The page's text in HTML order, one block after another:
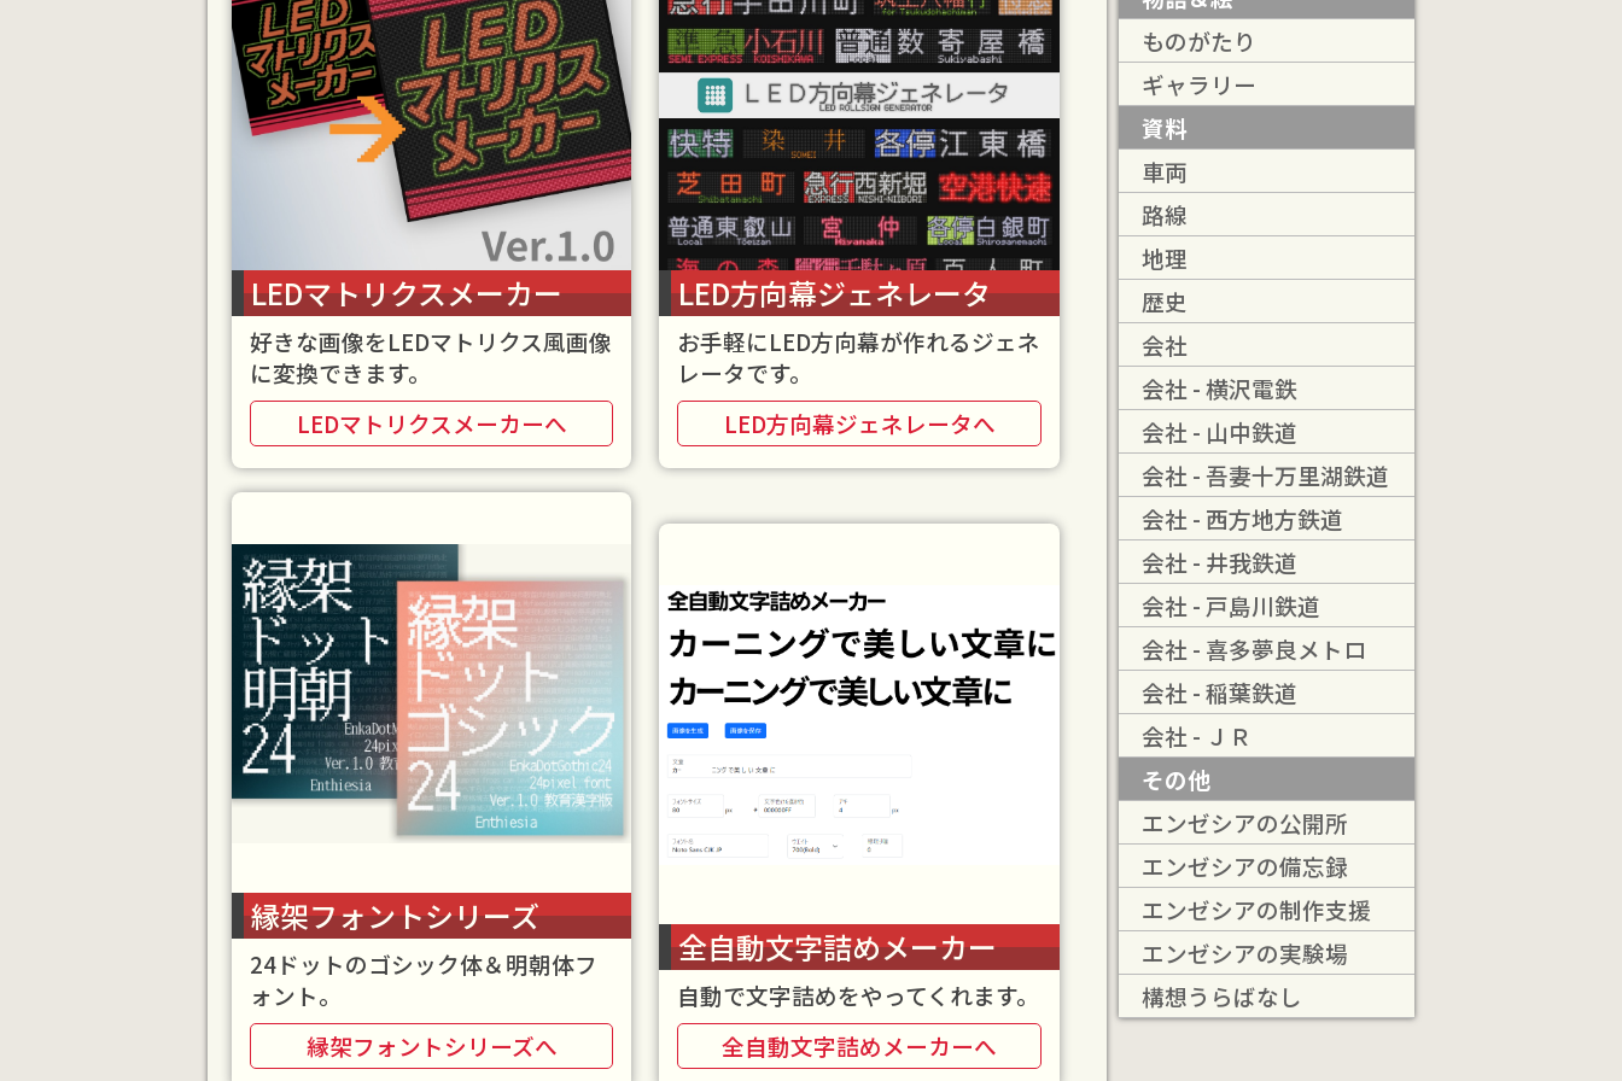
LEDマトリクスメーカー
好きな画像をLEDマトリクス風画像
に変換できます。
LEDマトリクスメーカーへ
LED方向幕ジェネレータ
お手軽にLED方向幕が作れるジェネ
レータです。
LED方向幕ジェネレータへ
縁架フォントシリーズ
24ドットのゴシック体＆明朝体フ
ォント。
縁架フォントシリーズへ
全自動文字詰めメーカー
自動で文字詰めをやってくれます。
全自動文字詰めメーカーへ
ものがたり
ギャラリー
資料
車両
路線
地理
歴史
会社
会社 - 横沢電鉄
会社 - 山中鉄道
会社 - 吾妻十万里湖鉄道
会社 - 西方地方鉄道
会社 - 井我鉄道
会社 - 戸島川鉄道
会社 - 喜多夢良メトロ
会社 - 稲葉鉄道
会社 - ＪＲ
その他
エンゼシアの公開所
エンゼシアの備忘録
エンゼシアの制作支援
エンゼシアの実験場
構想うらばなし